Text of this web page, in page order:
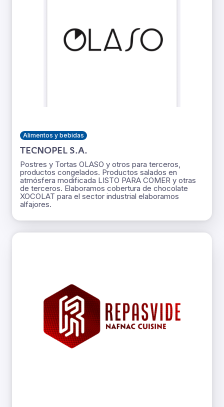
Alimentos y bebidas
TECNOPEL S.A.
Postres y Tortas OLASO y otros para terceros,
productos congelados. Productos salados en
atmósfera modificada LISTO PARA COMER y otras
de terceros. Elaboramos cobertura de chocolate
XOCOLAT para el sector industrial elaboramos
alfajores.